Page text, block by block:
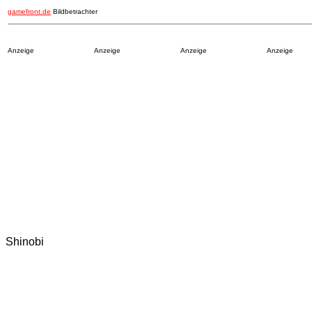
gamefront.de Bildbetrachter
Anzeige Anzeige Anzeige Anzeige
Shinobi